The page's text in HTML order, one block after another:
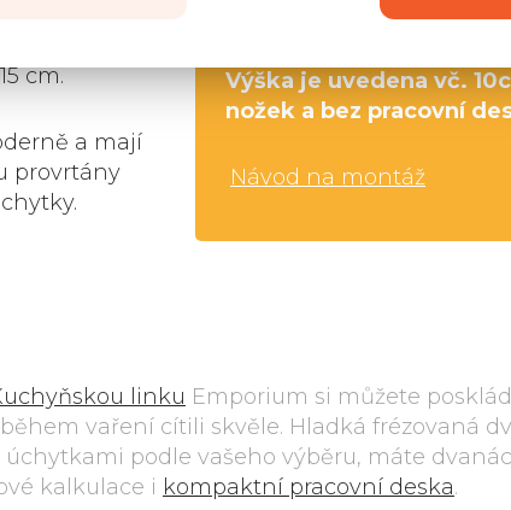
Výška je uvedena vč.
nožek a bez pracovní
Návod na montáž
cm.
a mají
provrtány
linku Emporium si můžete
vaření cítili skvěle. Hladká frézovaná
podle vašeho výběru, máte
kalkulace i kompaktní pracovní deska.